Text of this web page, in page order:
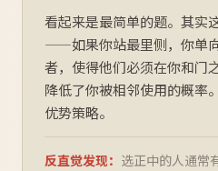
看起来是最简单的题。其实
——如果你站最里侧，你单
者，使得他们必须在你和门
降低了你被相邻使用的概率
优势策略。
反直觉发现： 选正中的人通